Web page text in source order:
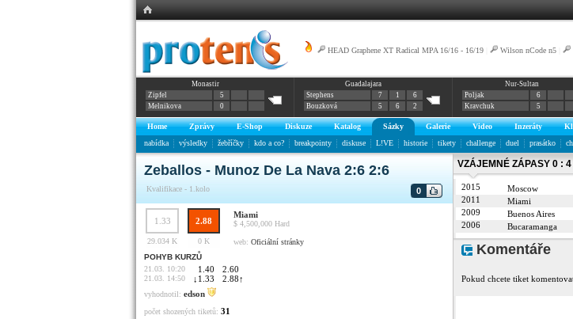
HEAD Graphene XT Radical MPA 16/16 - 16/19 Wilson nCode n5
Monastir
Zipfel
5
Melnikova
0
Guadalajara
Stephens
7 1
6
Bouzková
5 6 2
Nur-Sultan
Poljak
6
Kravchuk
5
Home Zprávy E-Shop Diskuze Katalog Sázky Galerie Video Inzeráty
nabídka
výsledky žebříčky kdo a co? breakpointy diskuse L!VE historie tikety challenge duel prasátko
Zeballos - Munoz De La Nava 2:6 2:6
Kvalifikace - 1.kolo 0
1.33 2.88
Miami
$ 4,500,000 Hard
29.034 K
0 K web: Oficiální stránky
POHYB KURZŮ
21.03. 10:20
1.40 2.60
21.03. 14:50 ↓ 1.33 2.88↑
vyhodnotil: edson
počet shozených tiketů: 31
VZÁJEMNÉ ZÁPASY 0 : 4
2015 Moscow
2011
Miami
2009
Buenos Aires
2006
Bucaramanga
Komentáře
Pokud chcete tiket